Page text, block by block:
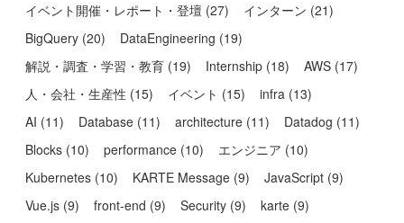
イベント開催・レポート・登壇 (27) インターン (21)
BigQuery (20) DataEngineering (19)
解説・調査・学習・教育 (19) Internship (18) AWS (17)
人・会社・生産性 (15) イベント (15) infra (13)
AI (11) Database (11) architecture (11) Datadog (11)
Blocks (10) performance (10) エンジニア (10)
Kubernetes (10) KARTE Message (9) JavaScript (9)
Vue.js (9) front-end (9) Security (9) karte (9)